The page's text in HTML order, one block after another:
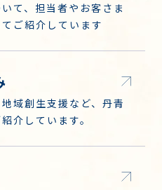
て、担当者やお客さま
ご紹介しています
域創生支援など、丹青
介しています。